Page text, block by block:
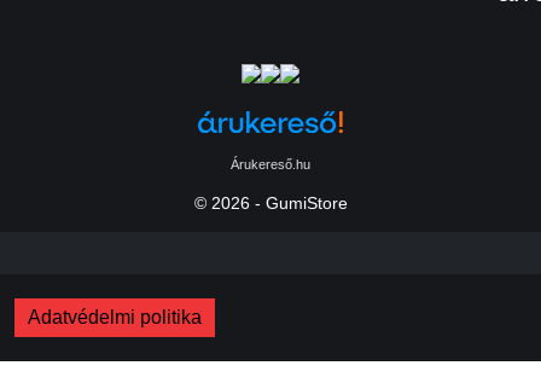
Árukereső.hu
© 2026 - GumiStore
Adatvédelmi politika